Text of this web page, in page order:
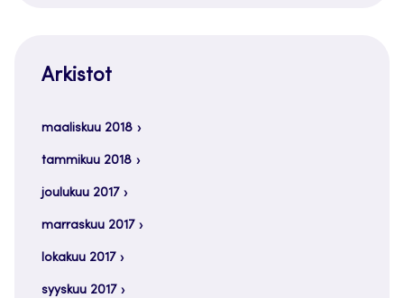
Arkistot
maaliskuu 2018
tammikuu 2018
joulukuu 2017
marraskuu 2017
lokakuu 2017
syyskuu 2017